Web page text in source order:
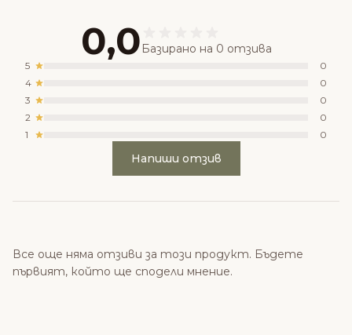
0,0 Базирано на 0 отзива
5
0
4
0
3
0
2
0
1
0
Напиши отзив
Все още няма отзиви за този продукт. Бъдете
първият, който ще сподели мнение.